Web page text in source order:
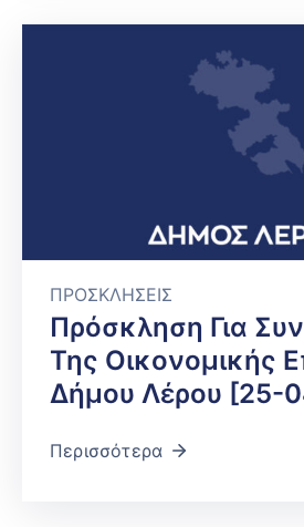
ΠΡΟΣΚΛΗΣΕΙΣ
Πρόσκληση Για
Της Οικονομικής
Δήμου Λέρου [25-
Περισσότερα